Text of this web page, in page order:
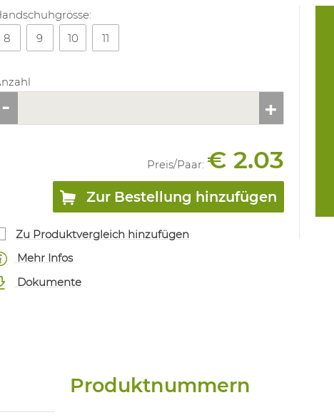
8
9 10 11
Preis/Paar: € 2.03
Zur Bestellung hinzufügen
Zu Produktvergleich hinzufügen
Mehr Infos
Dokumente
Produktnummern